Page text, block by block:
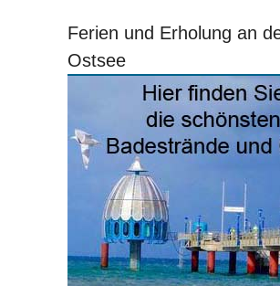
Ferien und Erholung an
Ostsee